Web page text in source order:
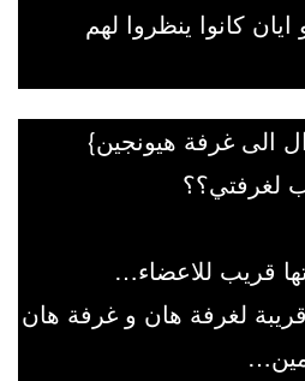
كانوا ينظروا لهم
الى غرفة هيونجين}
لغرفتي؟؟
قريب للاعضاء…
لغرفة هان و غرفة هان